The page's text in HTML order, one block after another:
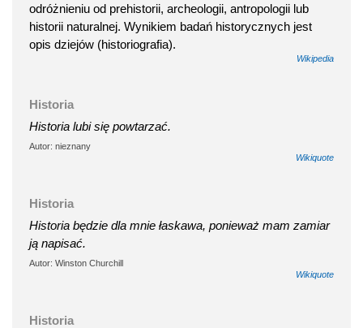
odróżnieniu od prehistorii, archeologii, antropologii lub
historii naturalnej. Wynikiem badań historycznych jest
opis dziejów (historiografia).
Wikipedia
Historia
Historia lubi się powtarzać.
Autor: nieznany
Wikiquote
Historia
Historia będzie dla mnie łaskawa, ponieważ mam zamiar
ją napisać.
Autor: Winston Churchill
Wikiquote
Historia